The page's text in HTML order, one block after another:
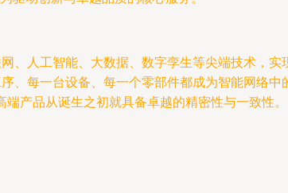
人工智能、大数据、数字孪生等尖端技术，实
、每一台设备、每一个零部件都成为智能网络中
产品从诞生之初就具备卓越的精密性与一致性。